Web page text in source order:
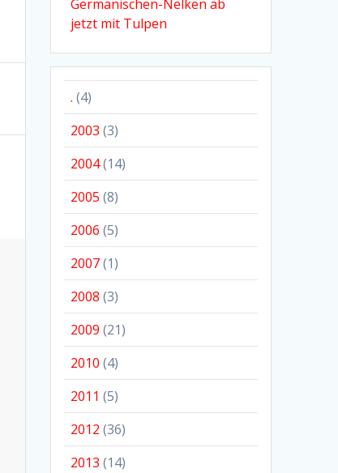
Germanischen-Nelken ab
jetzt mit Tulpen
. (4)
2003 (3)
2004(14)
2005 (8)
2006 (5)
2007(1)
2008 (3)
2009 (21)
2010 (4)
2011 (5)
2012 (36)
2013 (14)